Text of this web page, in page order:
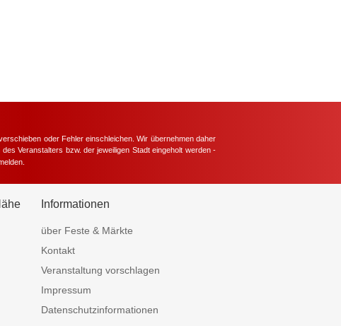
oder Fehler einschleichen. Wir übernehmen daher
Veranstalters bzw. der jeweiligen Stadt eingeholt werden -
Informationen
über Feste & Märkte
Kontakt
Veranstaltung vorschlagen
Impressum
Datenschutzinformationen